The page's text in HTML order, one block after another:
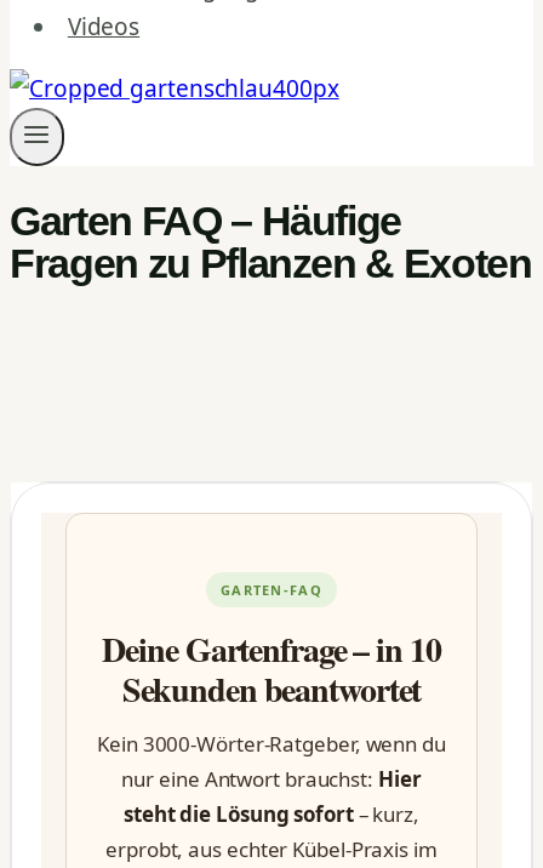
Videos
Garten FAQ – Häufige
Fragen zu Pflanzen & Exoten
GARTEN-FAQ
Deine Gartenfrage – in 10
Sekunden beantwortet
Kein 3000-Wörter-Ratgeber, wenn du
nur eine Antwort brauchst: Hier
steht die Lösung sofort– kurz,
erprobt, aus echter Kübel-Praxis im